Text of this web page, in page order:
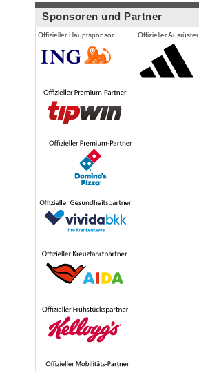
Sponsoren und Partner
Offizieller Hauptsponsor Offizieller Ausrüster